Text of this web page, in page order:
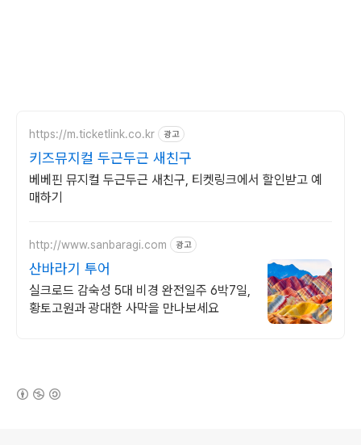
https://m.ticketlink.co.kr 광고
키즈뮤지컬 두근두근 새친구
베베핀 뮤지컬 두근두근 새친구, 티켓링크에서 할인받고 예
매하기
http://www.sanbaragi.com 광고
산바라기 투어
실크로드 감숙성 5대 비경 완전일주 6박7일,
황토고원과 광대한 사막을 만나보세요